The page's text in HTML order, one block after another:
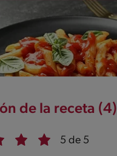
de la receta (4)
5 de 5